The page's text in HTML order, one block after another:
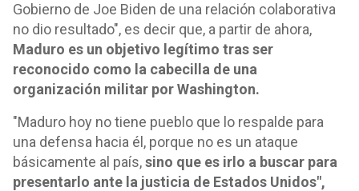
Gobierno de Joe Biden de una relación colaborativa
no dio resultado", es decir que, a partir de ahora,
Maduro es un objetivo legítimo tras ser
reconocido como la cabecilla de una
organización militar por Washington.
"Maduro hoy no tiene pueblo que lo respalde para
una defensa hacia él, porque no es un ataque
básicamente al país,sino que es irlo a buscar para
presentarlo ante la justicia de Estados Unidos",